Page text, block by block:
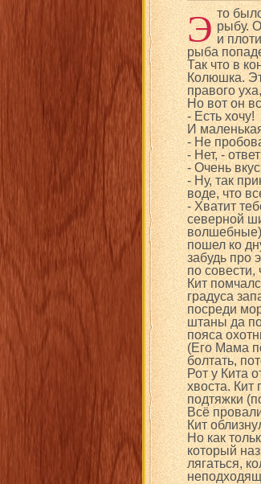
Э то
рыбу.
и
рыба
Так что в
Колюшка.
правого
Но вот он
- Есть хочу!
И
- Не
- Нет, -
- Очень
- Ну, так
воде, что
- Хватит
северной
пошел ко
забудь про
по
Кит
градуса
посреди
штаны да
пояса
(Его Мама
болтать,
Рот у Кита
хвоста. Кит
подтяжки
Всё
Кит
Но как
который
лягаться,